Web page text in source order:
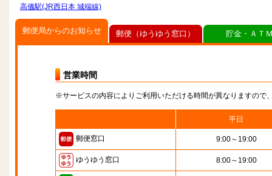
高儀駅(JR西日本 城端線)
郵便局からのお知らせ
営業時間
※サービスの内容によりご利用いただける時間が異なりますので
平日
郵便窓口 9:00～19:00
ゆうゆう窓口 8:00～19:00
郵便（ゆうゆう窓口） 貯金・ＡＴ